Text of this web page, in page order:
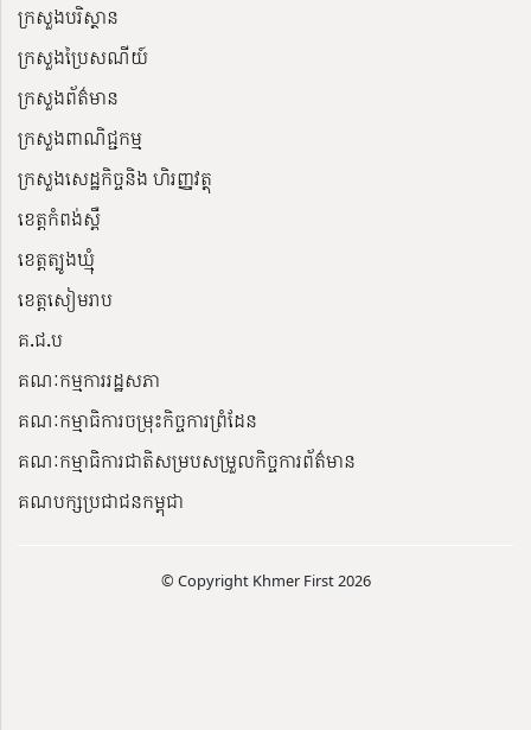
ក្រសួងបរិស្ថាន
ក្រសួងប្រៃសណីយ៍
ក្រសួងព័ត៌មាន
ក្រសួងពាណិជ្ជកម្ម
ក្រសួងសេដ្ឋកិច្ចនិង ហិរញ្ញវត្ថុ
ខេត្តកំពង់ស្ពឺ
ខេត្តត្បូងឃ្មុំ
ខេត្តសៀមរាប
គ.ជ.ប
គណៈកម្មការរដ្ឋសភា
គណៈកម្មាធិការចម្រុះកិច្ចការព្រំដែន
គណៈកម្មាធិការជាតិសម្របសម្រួលកិច្ចការព័ត៌មាន
គណបក្សប្រជាជនកម្ពុជា
© Copyright Khmer First 2026